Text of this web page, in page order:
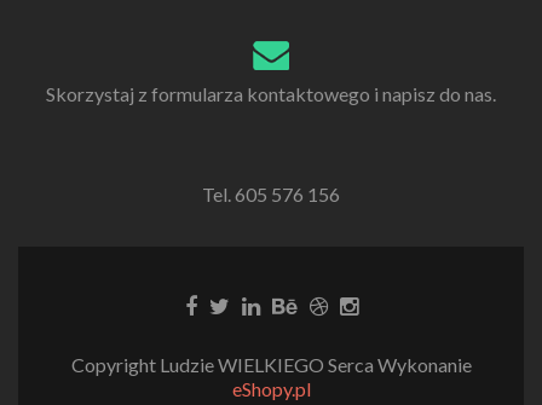
Skorzystaj z formularza kontaktowego i napisz do nas.
Tel. 605 576 156
Copyright Ludzie WIELKIEGO Serca Wykonanie
eShopy.pl